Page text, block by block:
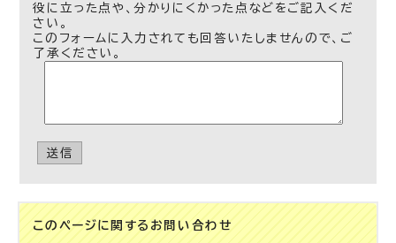
役に立った点や、分かりにくかった点などをご記入くだ
さい。
このフォームに入力されても回答いたしませんので、ご
了承ください。
送信
このページに関する お問い合わせ